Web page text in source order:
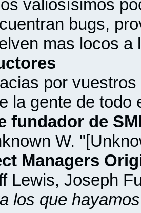
valiosísimos
bugs,
mas locos a
por
la gente de todo
fundador de
W.
Managers
Lewis, Joseph
los que